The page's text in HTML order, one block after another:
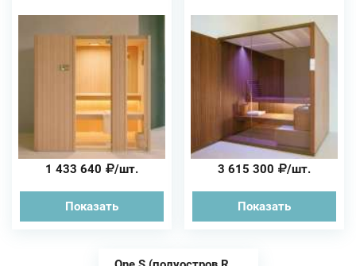
1 433 640 /шт.
Показать
3 615 300 /шт.
Показать